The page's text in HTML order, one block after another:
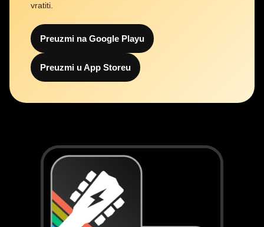
vratiti.
Preuzmi na Google Playu
Preuzmi u App Storeu